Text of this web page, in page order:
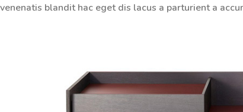
venenatis blandit hac eget dis lacus a parturient a